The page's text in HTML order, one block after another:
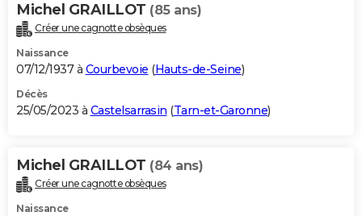
Michel GRAILLOT (85 ans)
Créer une cagnotte obsèques
Naissance
07/12/1937 à Courbevoie (Hauts-de-Seine)
Décès
25/05/2023 à Castelsarrasin (Tarn-et-Garonne)
Michel GRAILLOT (84 ans)
Créer une cagnotte obsèques
Naissance